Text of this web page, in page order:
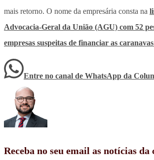
mais retorno. O nome da empresária consta na
Advocacia-Geral da União (AGU) com 52
empresas suspeitas de financiar as
Entre no canal de WhatsApp da
Receba no seu email as notícias